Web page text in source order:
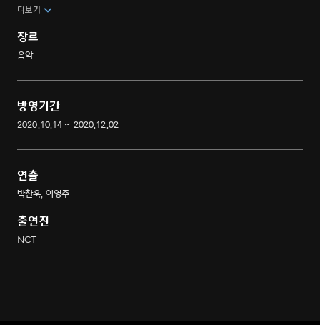
종횡무진하는 23명 멤버들의 새로운 매력을 만나 볼 수 있는 NCT만의 멀티버스
더보기
장르
음악
방영기간
2020.10.14 ~ 2020.12.02
연출
박찬욱, 이영주
출연진
NCT